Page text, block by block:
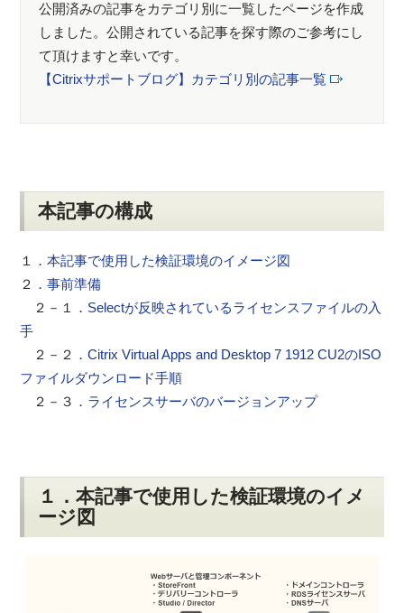
公開済みの記事をカテゴリ別に一覧したページを作成
しました。公開されている記事を探す際のご参考にし
て頂けますと幸いです。
【Citrixサポートブログ】カテゴリ別の記事一覧
本記事の構成
１．本記事で使用した検証環境のイメージ図
２．事前準備
２－１． Selectが反映されているライセンスファイルの入
手
２－２．Citrix Virtual Apps and Desktop 7 1912 CU2のISO
ファイルダウンロード手順
２－３． ライセンスサーバのバージョンアップ
１．本記事で使用した検証環境のイメ
ージ図